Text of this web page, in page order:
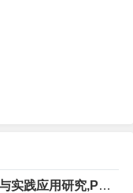
实践应用研究,PDF